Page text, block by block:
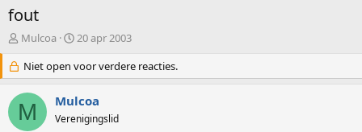
fout
O
d
e
r
w
e
Mulcoa
S
a
r
t
d
a
20 apr 2003
Niet open voor verdere reacties.
M Mulcoa
Verenigingslid